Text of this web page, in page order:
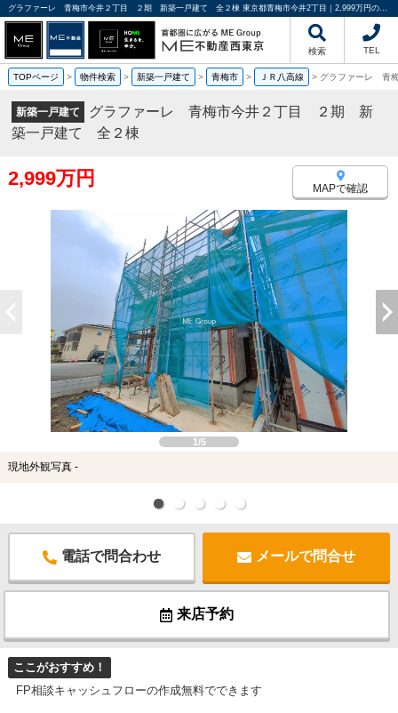
グラファーレ 青梅市今井２丁目 ２期 新築一戸建て 全２棟 東京都青梅市今井2丁目｜2,999万円の新築一戸建て｜分譲住宅や新築物件｜ME不動産西東京
検索 TEL
TOPページ > 物件検索 > 新築一戸建て > 青梅市 > ＪＲ八高線 > グラファーレ 青
新築一戸建て
グラファーレ 青梅市今井２丁目 ２期 新
築一戸建て 全２棟
2,999万円 MAPで確認
1/5
現地外観写真 -
電話で問合わせ メールで問合せ
来店予約
ここがおすすめ！
FP相談キャッシュフローの作成無料でできます